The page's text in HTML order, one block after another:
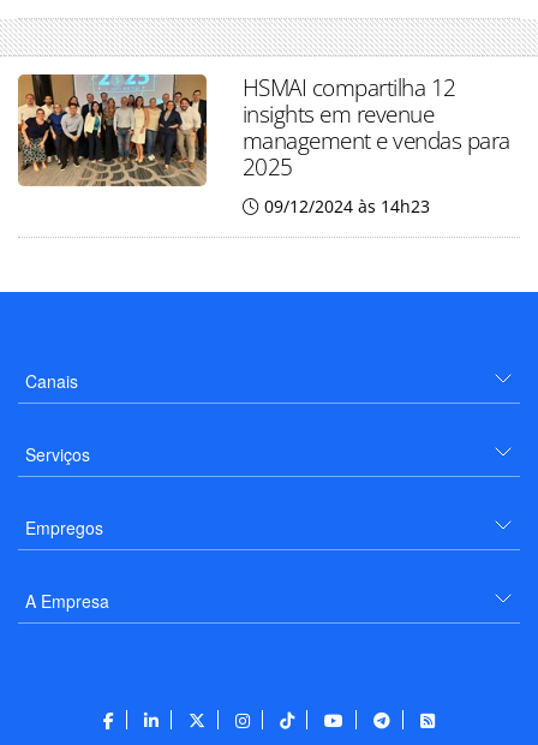
HSMAI compartilha 12
insights em revenue
management e vendas para
2025
09/12/2024 às 14h23
Canais
Serviços
Empregos
A Empresa